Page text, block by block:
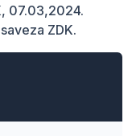
07.03,2024.
ZDK.